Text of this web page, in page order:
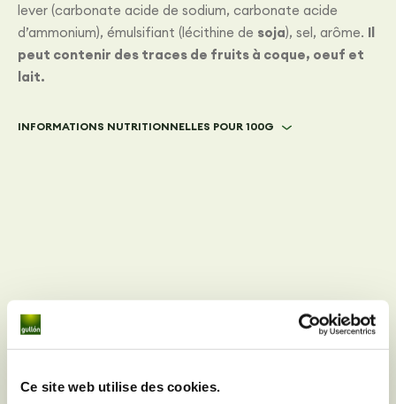
Ce site web utilise des cookies.
lever (carbonate acide de sodium, carbonate acide
d’ammonium), émulsifiant (lécithine de soja), sel, arôme. Il
peut contenir des traces de fruits à coque, oeuf et
lait.
INFORMATIONS NUTRITIONNELLES POUR 100G
Avez-vous des questions sur